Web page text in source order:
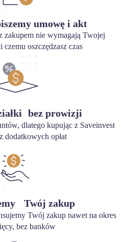
umowę i akt
zakupem nie wymagają Twojej
czemu oszczędzasz czas
bez prowizji
dlatego kupując z Saveinvest
dodatkowych opłat
Twój zakup
Twój zakup nawet na okres
bez banków